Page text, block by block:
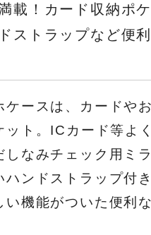
載！カード収納ポ
ストラップなど便
ケースは、カードや
ット。ICカード等よ
しなみチェック用ミ
ハンドストラップ付
い機能がついた便利